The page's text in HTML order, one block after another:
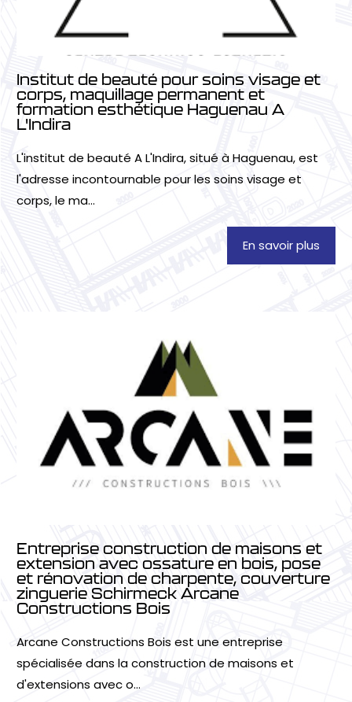
Institut de beauté pour soins visage et
corps, maquillage permanent et
formation esthétique Haguenau A
L'Indira
L'institut de beauté A L'Indira, situé à Haguenau, est
l'adresse incontournable pour les soins visage et
corps, le ma...
En savoir plus
Entreprise construction de maisons et
extension avec ossature en bois, pose
et rénovation de charpente, couverture
zinguerie Schirmeck Arcane
Constructions Bois
Arcane Constructions Bois est une entreprise
spécialisée dans la construction de maisons et
d'extensions avec o...